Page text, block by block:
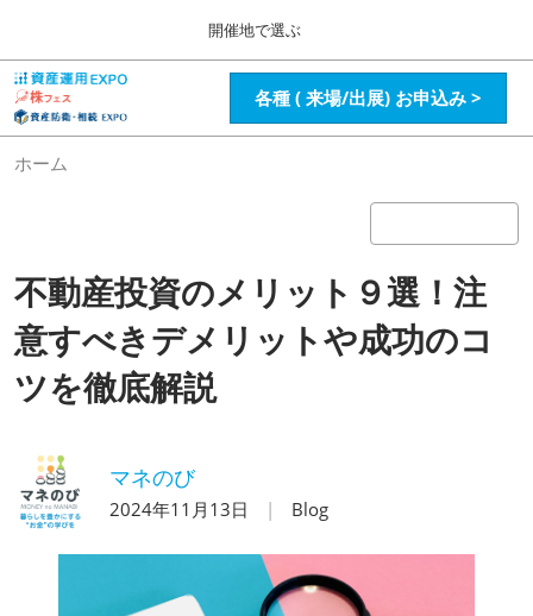
ッ
プ
し
て
to
close
the
menu.
開催地で選ぶ
インテックス大阪 / Intex Osaka , Japan
インテックス大阪 / Intex Osaka , Japan
資産運用_27年2月東京
2027年02月26日
東京ビッグサイト / Tokyo Big Sight, Japan
東京ビッグサイト / Tokyo Big Sight, Japan
2027年07月09日
東京ビッグサイト / Tokyo Big Sight, Japan
グ
ロ
ー
シ
ョ
を
各種 ( 来場/出展) お申込み >
ホーム
不動産投資のメリット９選！注
意すべきデメリットや成功のコ
ツを徹底解説
マネのび
2024年11月13日 Blog